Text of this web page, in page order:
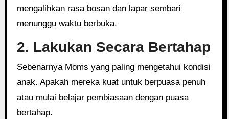
mengalihkan rasa bosan dan lapar sembari
menunggu waktu berbuka.
2. Lakukan Secara Bertahap
Sebenarnya Moms yang paling mengetahui kondisi
anak. Apakah mereka kuat untuk berpuasa penuh
atau mulai belajar pembiasaan dengan puasa
bertahap.